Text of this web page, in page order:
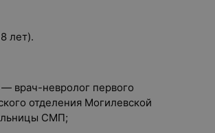
лет).
— врач-невролог первого
отделения Могилевской
СМП;